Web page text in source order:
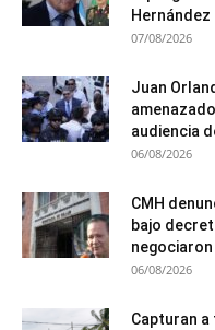
Hernández
07/08/2026
Juan
audiencia
06/08/2026
CMH
bajo
06/08/2026
Capturan a